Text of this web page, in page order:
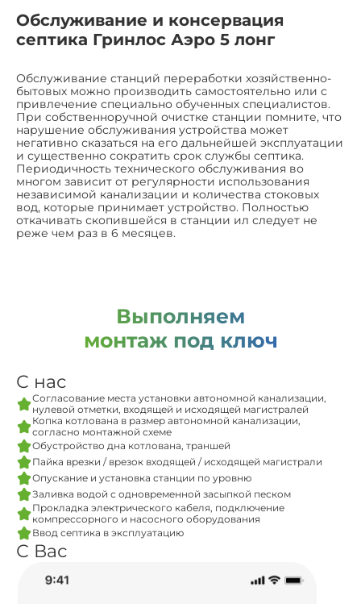
Обслуживание и консервация
септика Гринлос Аэро 5 лонг
Обслуживание станций переработки хозяйственно-
бытовых можно производить самостоятельно или с
привлечение специально обученных специалистов.
При собственноручной очистке станции помните, что
нарушение обслуживания устройства может
негативно сказаться на его дальнейшей эксплуатации
и существенно сократить срок службы септика.
Периодичность технического обслуживания во
многом зависит от регулярности использования
независимой канализации и количества стоковых
вод, которые принимает устройство. Полностью
откачивать скопившейся в станции ил следует не
реже чем раз в 6 месяцев.
Выполняем
монтаж под ключ
С нас
Согласование места установки автономной канализации,
нулевой отметки, входящей и исходящей магистралей
Копка котлована в размер автономной канализации,
согласно монтажной схеме
Обустройство дна котлована, траншей
Пайка врезки / врезок входящей / исходящей магистрали
Опускание и установка станции по уровню
Заливка водой с одновременной засыпкой песком
Прокладка электрического кабеля, подключение
компрессорного и насосного оборудования
Ввод септика в эксплуатацию
С Вас